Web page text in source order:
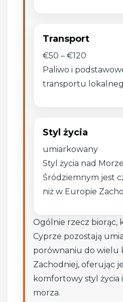
Transport
€50 – €120
Paliwo i
transportu
Styl życia
umiarkowany
Styl życia nad
Śródziemnym jest
niż w Europie
Ogólnie rzecz biorąc,
Cyprze pozostają
porównaniu do wielu
Zachodniej, oferując
komfortowy styl życia
morza.